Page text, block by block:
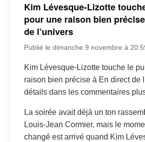
Kim Lévesque-Lizotte
pour une raison bien
de l’univers
Publié le dimanche 9 novembre à
Kim Lévesque-Lizotte touche le
raison bien précise à En direct de
détails dans les commentaires
La soirée avait déjà un ton
Louis-Jean Cormier, mais le
changé est arrivé quand Kim